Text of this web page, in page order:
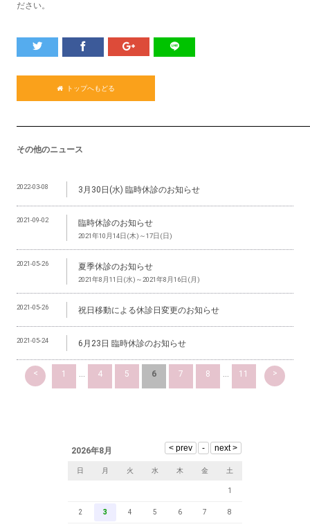
ださい。
トップへもどる
その他のニュース
2022-03-08 3月30日(水) 臨時休診のお知らせ
2021-09-02 臨時休診のお知らせ
2021年10月14日(木)～17日(日)
2021-05-26 夏季休診のお知らせ
2021年8月11日(水)～2021年8月16日(月)
2021-05-26 祝日移動による休診日変更のお知らせ
2021-05-24 6月23日 臨時休診のお知らせ
< 1 ... 4 5 6 7 8 ... 11 >
2026年8月
日 月 火 水 木 金 土
1
2 3 4 5 6 7 8